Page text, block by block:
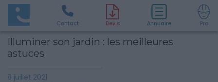
Contact Devis Annuaire Pro
Illuminer son jardin : les meilleures
astuces
8 juillet 2021